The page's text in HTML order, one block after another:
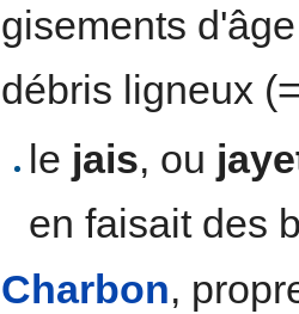
gisements
débris ligneux
le jais, ou
en faisait des
Charbon,